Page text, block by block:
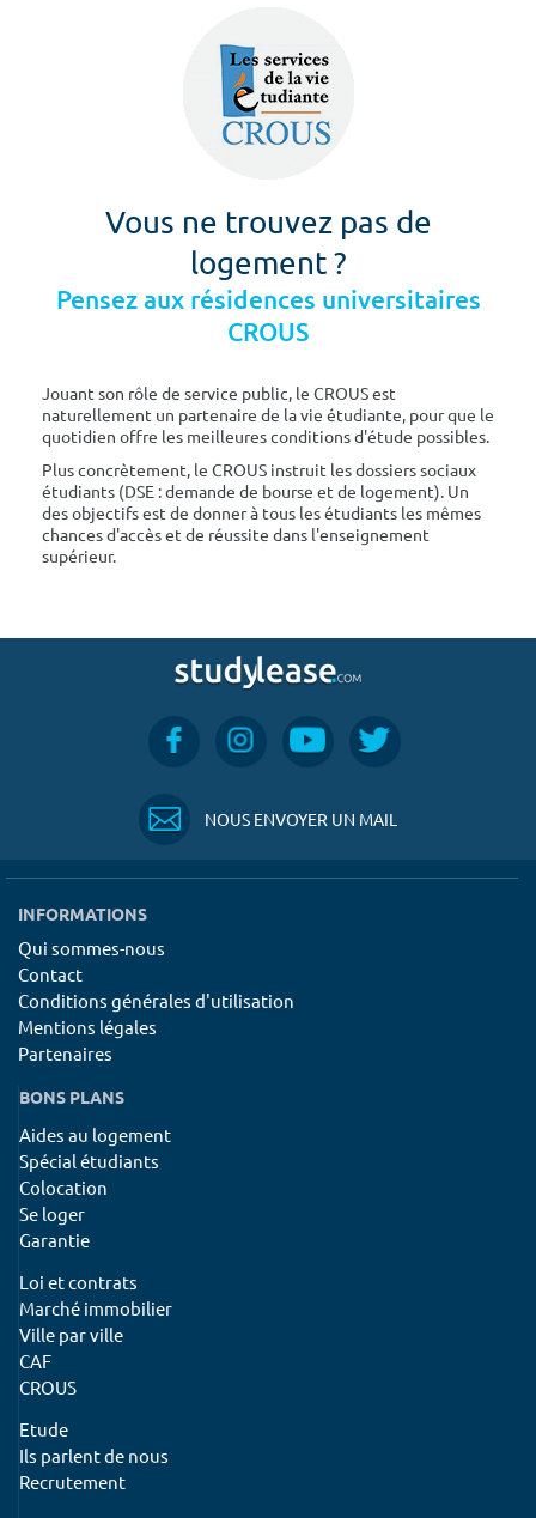
Vous ne trouvez pas de
logement ?
Pensez aux résidences universitaires
CROUS
Jouant son rôle de service public, le CROUS est
naturellement un partenaire de la vie étudiante, pour que le
quotidien offre les meilleures conditions d'étude possibles.
Plus concrètement, le CROUS instruit les dossiers sociaux
étudiants (DSE : demande de bourse et de logement). Un
des objectifs est de donner à tous les étudiants les mêmes
chances d'accès et de réussite dans l'enseignement
supérieur.
NOUS ENVOYER UN MAIL
INFORMATIONS
Qui sommes-nous
Contact
Conditions générales d'utilisation
Mentions légales
Partenaires
BONS PLANS
Aides au logement
Spécial étudiants
Colocation
Se loger
Garantie
Loi et contrats
Marché immobilier
Ville par ville
CAF
CROUS
Etude
Ils parlent de nous
Recrutement